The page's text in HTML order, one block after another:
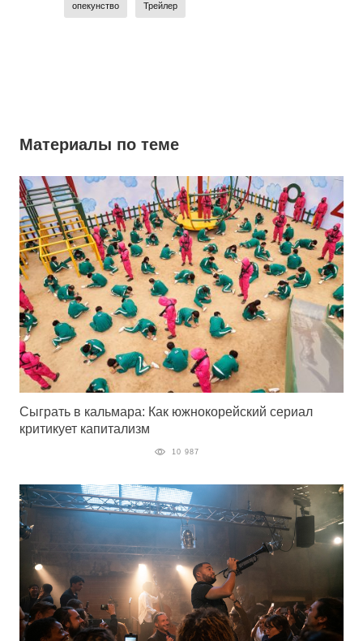
опекунство Трейлер
Материалы по теме
Сыграть в кальмара: Как южнокорейский сериал
критикует капитализм
10 987